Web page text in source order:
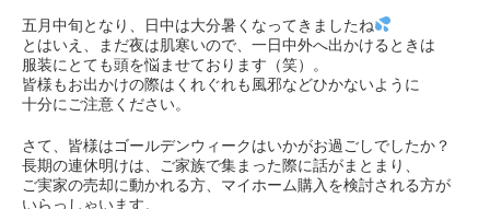
五月中旬となり、日中は大分暑くなってきましたね
とはいえ、まだ夜は肌寒いので、一日中外へ出かけるときは
服装にとても頭を悩ませております（笑）。
皆様もお出かけの際はくれぐれも風邪などひかないように
十分にご注意ください。
さて、皆様はゴールデンウィークはいかがお過ごしでしたか？
長期の連休明けは、ご家族で集まった際に話がまとまり、
ご実家の売却に動かれる方、マイホーム購入を検討される方が
いらっしゃいます。